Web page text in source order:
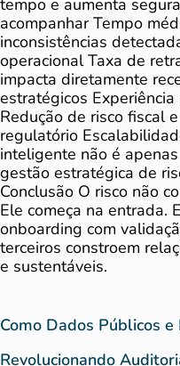
tempo e aumenta
acompanhar Tempo
inconsistências
operacional Taxa de
impacta diretamente
estratégicos
Redução de risco fiscal
regulatório
inteligente não é
gestão estratégica de
Conclusão O risco não
Ele começa na entrada.
onboarding com
terceiros constroem
e sustentáveis.
Como Dados Públicos
Revolucionando